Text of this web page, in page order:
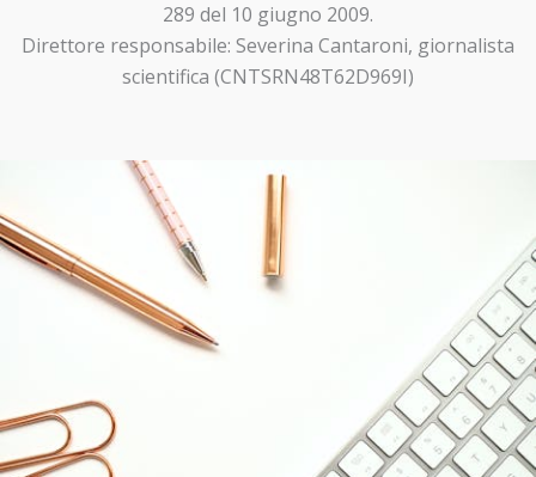
289 del 10 giugno 2009.
Direttore responsabile: Severina Cantaroni, giornalista
scientifica (CNTSRN48T62D969I)